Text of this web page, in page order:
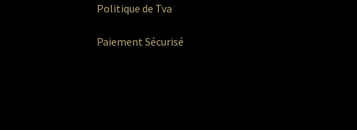
Politique de Tva
Paiement Sécurisé